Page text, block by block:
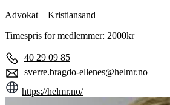
Advokat – Kristiansand
Timespris for medlemmer: 2000kr
40 29 09 85
sverre.bragdo-ellenes@helmr.no
https://helmr.no/